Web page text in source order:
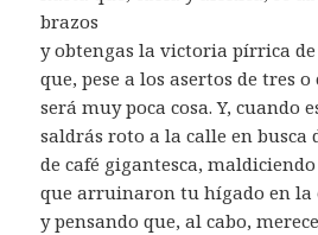
brazos
y obtengas la victoria pírrica de
que, pese a los asertos de tres
será muy poca cosa. Y, cuando
saldrás roto a la calle en busca
de café gigantesca, maldiciendo
que arruinaron tu hígado en la
y pensando que, al cabo,